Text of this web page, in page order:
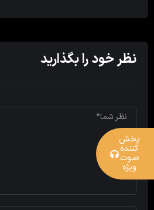
نظر خود را بگذارید
پخش
کننده
صوت
ویژه